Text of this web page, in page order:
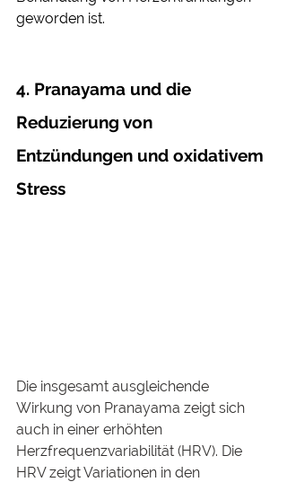
geworden ist.
4. Pranayama und die
Reduzierung von
Entzündungen und oxidativem
Stress
Die insgesamt ausgleichende
Wirkung von Pranayama zeigt sich
auch in einer erhöhten
Herzfrequenzvariabilität (HRV). Die
HRV zeigt Variationen in den